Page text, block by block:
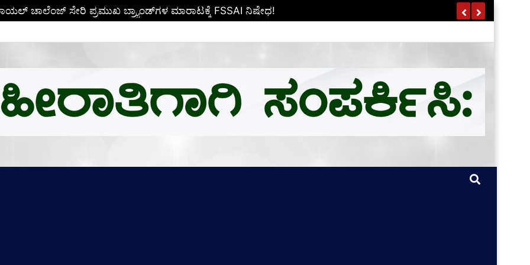
ಪದಕಗಳೆಷ್ಟು? ಪದಕ ಪಟ್ಟಿಯಲ್ಲಿ ಮೊದಲ ಸ್ಥಾನ ಯಾರಿಗೆ? ಪೂರ್ಣ ವಿವರ ಇಲ್ಲಿದೆ…